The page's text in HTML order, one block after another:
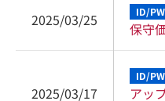
2025/03/25 ID/PW
保守
2025/03/17
ID/PW
アッ